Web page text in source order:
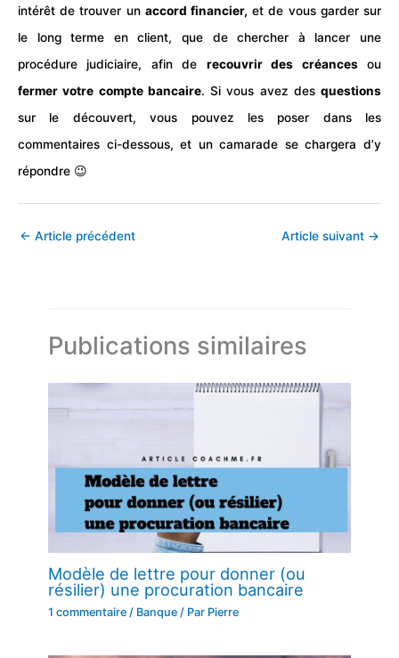
intérêt de trouver un accord financier, et de vous garder sur
le long terme en client, que de chercher à lancer une
procédure judiciaire, afin de recouvrir des créancesou
fermer votre compte bancaire. Si vous avez des questions
sur le découvert, vous pouvez les poser dans les
commentaires ci-dessous, et un camarade se chargera d’y
répondre 😉
← Article précédent Article suivant →
Publications similaires
Modèle de lettre pour donner (ou
résilier) une procuration bancaire
1 commentaire / Banque / Par Pierre